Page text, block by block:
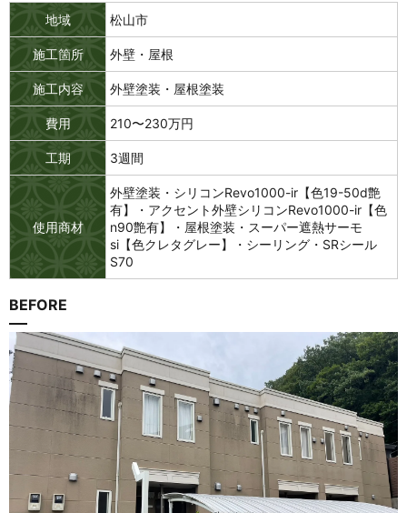
地域 松山市
施工箇所 外壁・屋根
施工内容 外壁塗装・屋根塗装
費用 210〜230万円
工期 3週間
使用商材
外壁塗装・シリコンRevo1000-ir【色19-50d艶
有】・アクセント外壁シリコンRevo1000-ir【色
n90艶有】・屋根塗装・スーパー遮熱サーモ
si【色クレタグレー】・シーリング・SRシール
S70
BEFORE